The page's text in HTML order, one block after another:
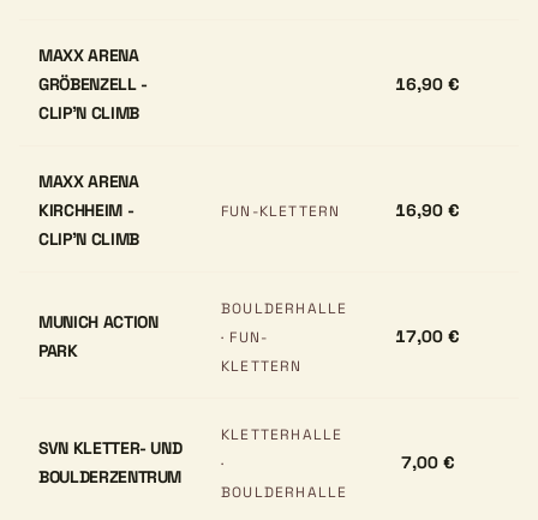
MAXX ARENA
GRÖBENZELL -
CLIP'N CLIMB
16,90 €
MAXX ARENA
KIRCHHEIM -
CLIP'N CLIMB
FUN-KLETTERN 16,90 €
MUNICH ACTION
PARK
BOULDERHALLE
· FUN-
KLETTERN
17,00 €
SVN KLETTER- UND
BOULDERZENTRUM
KLETTERHALLE
·
BOULDERHALLE
7,00 €